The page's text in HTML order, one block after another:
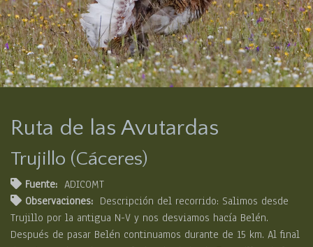
Ruta de las Avutardas
Trujillo (Cáceres)
Fuente: ADICOMT
Observaciones: Descripción del recorrido: Salimos desde
Trujillo por la antigua N-V y nos desviamos hacía Belén.
Después de pasar Belén continuamos durante de 15 km. Al final